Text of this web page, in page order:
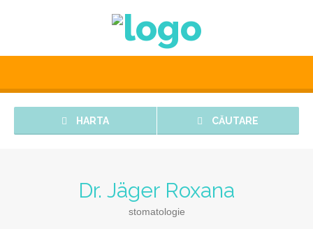
HARTA CĂUTARE
Dr. Jäger Roxana
stomatologie